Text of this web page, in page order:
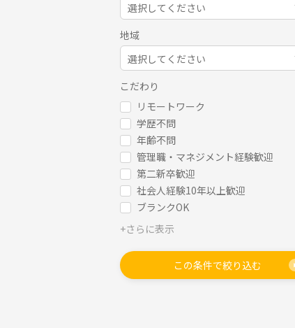
選択してください
地域
選択してください
こだわり
リモートワーク
学歴不問
年齢不問
管理職・マネジメント経験歓迎
第二新卒歓迎
社会人経験10年以上歓迎
ブランクOK
+さらに表示
この条件で絞り込む